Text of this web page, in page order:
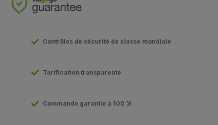
Contrôles de sécurité de classe mondiale
Tarification transparente
Commande garantie à 100 %